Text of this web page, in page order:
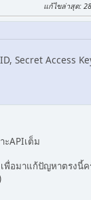
แก้ไขล่าสุด:
Secret Access
ะAPIเต็ม
เพื่อมาแก้ปัญหาตรงนี้